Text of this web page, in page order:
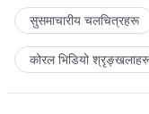
सुसमाचारीय चलचित्रहरू
कोरल भिडियो